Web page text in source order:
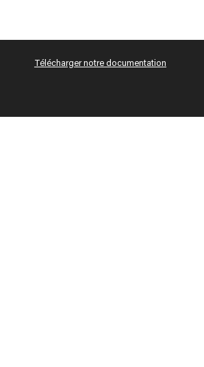
Télécharger notre documentation